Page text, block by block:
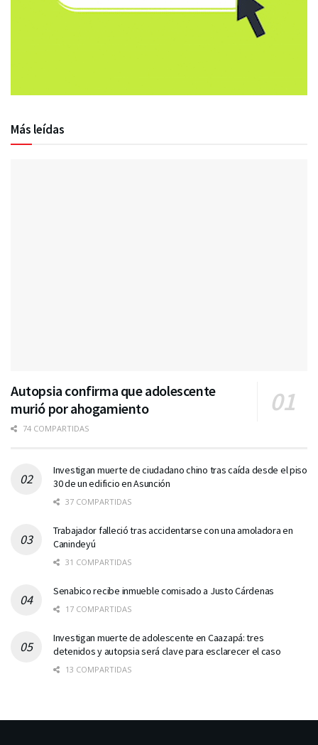
Más leídas
Autopsia confirma que adolescente
murió por ahogamiento
74 COMPARTIDAS
Investigan muerte de ciudadano chino tras caída desde el piso
30 de un edificio en Asunción
37 COMPARTIDAS
Trabajador falleció tras accidentarse con una amoladora en
Canindeyú
31 COMPARTIDAS
Senabico recibe inmueble comisado a Justo Cárdenas
17 COMPARTIDAS
Investigan muerte de adolescente en Caazapá: tres
detenidos y autopsia será clave para esclarecer el caso
13 COMPARTIDAS